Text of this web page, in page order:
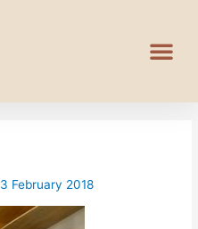
3 February 2018